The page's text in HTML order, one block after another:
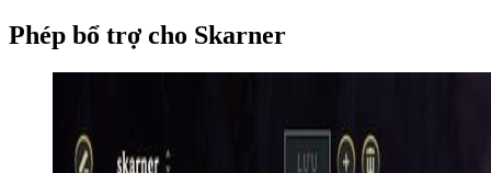
Phép bổ trợ cho Skarner